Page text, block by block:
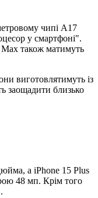
чипі A17
у смартфоні".
також матимуть
виготовлятимуть із
заощадити близько
а iPhone 15 Plus
48 мп. Крім того